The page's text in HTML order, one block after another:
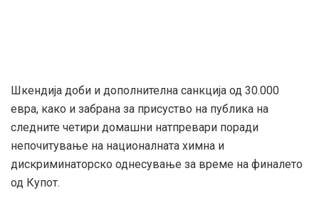
Шкендија доби и дополнителна санкција од 30.000
евра, како и забрана за присуство на публика на
следните четири домашни натпревари поради
непочитување на националната химна и
дискриминаторско однесување за време на финалето
од Купот.